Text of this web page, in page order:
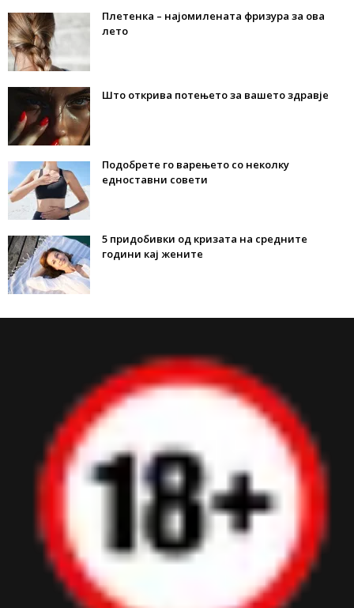
Плетенка – најомилената фризура за ова
лето
Што открива потењето за вашето здравје
Подобрете го варењето со неколку
едноставни совети
5 придобивки од кризата на средните
години кај жените